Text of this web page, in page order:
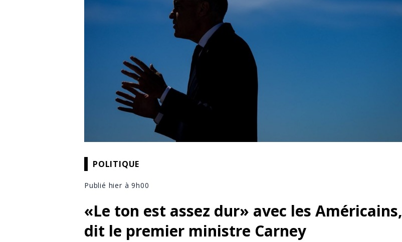
POLITIQUE
Publié hier à 9h00
«Le ton est assez dur» avec les Américains,
dit le premier ministre Carney